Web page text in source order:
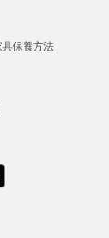
具保養方法